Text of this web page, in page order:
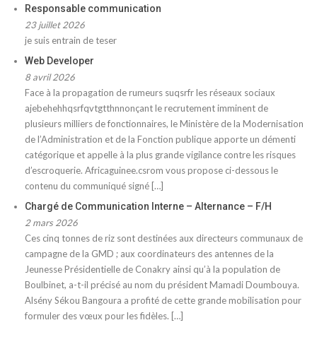
Responsable communication
23 juillet 2026
je suis entrain de teser
Web Developer
8 avril 2026
Face à la propagation de rumeurs suqsrfr les réseaux sociaux
ajebehehhqsrfqvtgtthnnonçant le recrutement imminent de
plusieurs milliers de fonctionnaires, le Ministère de la Modernisation
de l’Administration et de la Fonction publique apporte un démenti
catégorique et appelle à la plus grande vigilance contre les risques
d’escroquerie. Africaguinee.csrom vous propose ci-dessous le
contenu du communiqué signé […]
Chargé de Communication Interne – Alternance – F/H
2 mars 2026
Ces cinq tonnes de riz sont destinées aux directeurs communaux de
campagne de la GMD ; aux coordinateurs des antennes de la
Jeunesse Présidentielle de Conakry ainsi qu’à la population de
Boulbinet, a-t-il précisé au nom du président Mamadi Doumbouya.
Alsény Sékou Bangoura a profité de cette grande mobilisation pour
formuler des vœux pour les fidèles. […]